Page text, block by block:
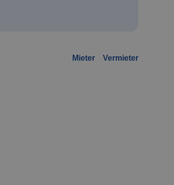
Mieter Vermieter